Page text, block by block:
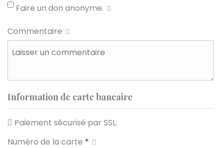
Faire un don anonyme.
Commentaire
Information de carte bancaire
Paiement sécurisé par SSL.
Numéro de la carte *